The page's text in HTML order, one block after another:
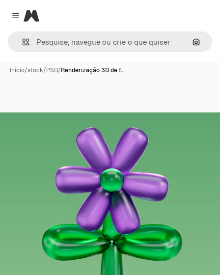
Close menu
Magnific
Início/stock/PSD/Renderização 3D de f…